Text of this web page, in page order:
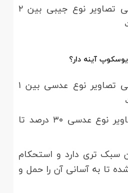
امکان بزرگنمایی تصاویر نوع جیبی بین ۲
آینه دار؟
امکان بزرگنمایی تصاویر نوع عدسی بین ۱
میدان دید تصاویر نوع عدسی ۳۰ درصد تا
سبک تری دارد و استحکام
تا به آسانی آن را حمل و